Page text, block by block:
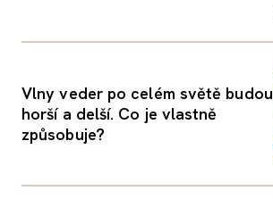
Vlny veder po celém světě budou
horší a delší. Co je vlastně
způsobuje?